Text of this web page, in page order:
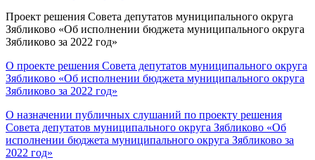
Проект решения Совета депутатов муниципального округа
Зябликово «Об исполнении бюджета муниципального округа
Зябликово за 2022 год»
О проекте решения Совета депутатов муниципального округа
Зябликово «Об исполнении бюджета муниципального округа
Зябликово за 2022 год»
О назначении публичных слушаний по проекту решения
Совета депутатов муниципального округа Зябликово «Об
исполнении бюджета муниципального округа Зябликово за
2022 год»